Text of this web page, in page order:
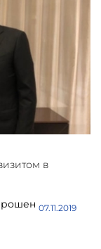
в
07.11.2019